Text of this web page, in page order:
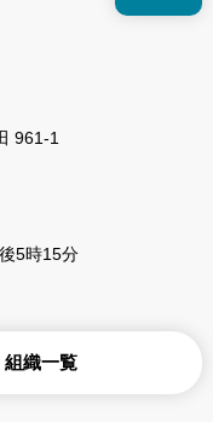
961-1
5時15分
組織一覧